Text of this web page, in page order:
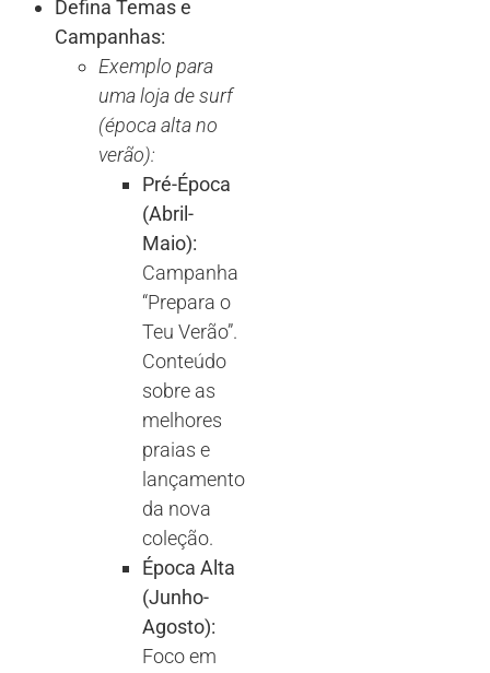
Defina Temas e
Campanhas:
Exemplo para
uma loja de surf
(época alta no
verão):
Pré-Época
(Abril-
Maio):
Campanha
“Prepara o
Teu Verão”.
Conteúdo
sobre as
melhores
praias e
lançamento
da nova
coleção.
Época Alta
(Junho-
Agosto):
Foco em